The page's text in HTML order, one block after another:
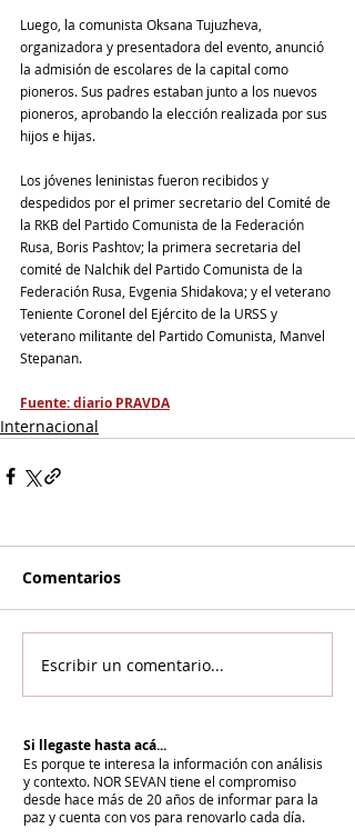
Luego, la comunista Oksana Tujuzheva,
organizadora y presentadora del evento, anunció
la admisión de escolares de la capital como
pioneros. Sus padres estaban junto a los nuevos
pioneros, aprobando la elección realizada por sus
hijos e hijas.
Los jóvenes leninistas fueron recibidos y
despedidos por el primer secretario del Comité de
la RKB del Partido Comunista de la Federación
Rusa, Boris Pashtov; la primera secretaria del
comité de Nalchik del Partido Comunista de la
Federación Rusa, Evgenia Shidakova; y el veterano
Teniente Coronel del Ejército de la URSS y
veterano militante del Partido Comunista, Manvel
Stepanan.
Fuente: diario PRAVDA
Internacional
Comentarios
Escribir un comentario...
Si llegaste hasta acá...
Es porque te interesa la información con análisis
y contexto. NOR SEVAN tiene el compromiso
desde hace más de 20 años de informar para la
paz y cuenta con vos para renovarlo cada día.